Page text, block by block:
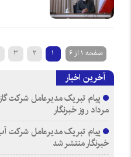
صفحه 1 از 6 1
2
3
آخرین اخبار
مرداد روز خبرنگار
پیام تبریک مدیرعامل شرکت
خبرنگار منتشر شد